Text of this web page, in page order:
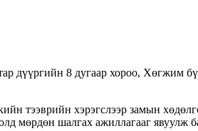
дүүргийн 8 дугаар хороо, Хөгжим
тээврийн хэрэгслээр замын
мөрдөн шалгах ажиллагааг явуулж